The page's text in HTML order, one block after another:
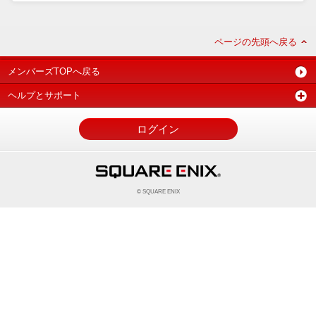
ページの先頭へ戻る
メンバーズTOPへ戻る
ヘルプとサポート
ログイン
© SQUARE ENIX